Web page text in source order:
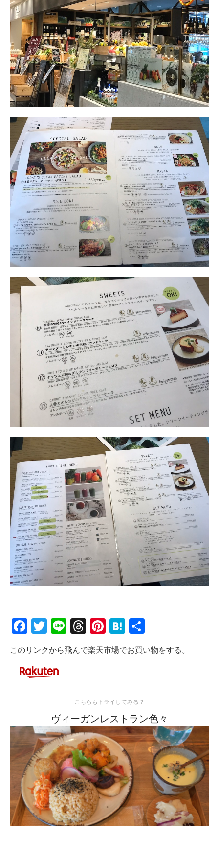
Facebook
Twitter
LineThreads
Pinterest
Hatena
有
このリンクから飛んで楽天市場でお買い物をする。
こちらもトライしてみる？
ヴィーガンレストラン色々